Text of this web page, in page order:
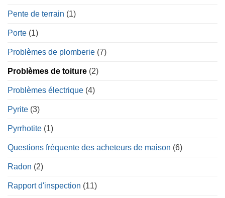
Pente de terrain (1)
Porte (1)
Problèmes de plomberie (7)
Problèmes de toiture (2)
Problèmes électrique (4)
Pyrite (3)
Pyrrhotite (1)
Questions fréquente des acheteurs de maison (6)
Radon (2)
Rapport d'inspection (11)